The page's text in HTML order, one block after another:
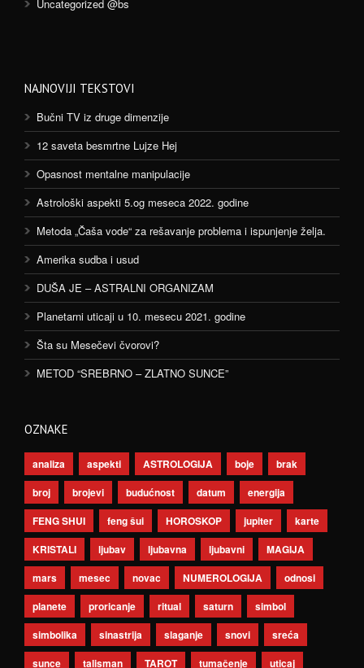
Uncategorized @bs
NAJNOVIJI TEKSTOVI
Bučni TV iz druge dimenzije
12 saveta besmrtne Lujze Hej
Opasnost mentalne manipulacije
Astrološki aspekti 5.og meseca 2022. godine
Metoda „Čaša vode“ za rešavanje problema i ispunjenje želja.
Amerika sudba i usud
DUŠA JE – ASTRALNI ORGANIZAM
Planetarni uticaji u 10. mesecu 2021. godine
Šta su Mesečevi čvorovi?
METOD “SREBRNO – ZLATNO SUNCE”
OZNAKE
analiza aspekti ASTROLOGIJA boje
brak
broj
brojevi budućnost datum
energija
FENG SHUI
feng šui HOROSKOP jupiter
karte
KRISTALI
ljubav ljubavna ljubavni
MAGIJA
mars
mesec novac NUMEROLOGIJA
odnosi
planete
proricanje ritual saturn
simbol
simbolika
sinastrija slaganje snovi
sreća
sunce
talisman TAROT tumačenje uticaj